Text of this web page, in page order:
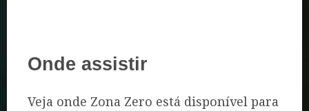
Onde assistir
Veja onde Zona Zero está disponível para